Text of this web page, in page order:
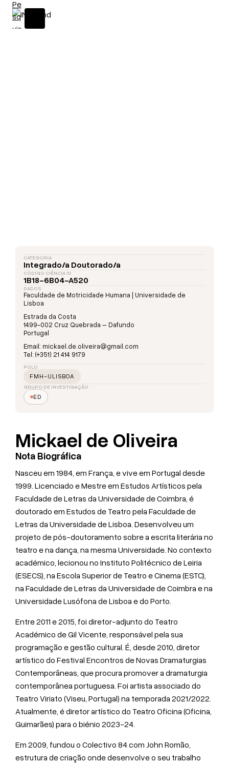
CATEGORIA
Integrado/a Doutorado/a
CÓDIGO CIÊNCIA ID
1B18-6B04-A520
DADOS
Faculdade de Motricidade Humana | Universidade de
Lisboa
Estrada da Costa
1499-002 Cruz Quebrada – Dafundo
Portugal
Email: mickael.de.oliveira@gmail.com
Tel: (+351) 21 414 9179
POLO
FMH-ULISBOA
GRUPO DE INVESTIGAÇÃO
ED
Mickael de Oliveira
Nota Biográfica
Nasceu em 1984, em França, e vive em Portugal desde
1999. Licenciado e Mestre em Estudos Artísticos pela
Faculdade de Letras da Universidade de Coimbra, é
doutorado em Estudos de Teatro pela Faculdade de
Letras da Universidade de Lisboa. Desenvolveu um
projeto de pós-doutoramento sobre a escrita literária no
teatro e na dança, na mesma Universidade. No contexto
académico, lecionou no Instituto Politécnico de Leiria
(ESECS), na Escola Superior de Teatro e Cinema (ESTC),
na Faculdade de Letras da Universidade de Coimbra e na
Universidade Lusófona de Lisboa e do Porto.
Entre 2011 e 2015, foi diretor-adjunto do Teatro
Académico de Gil Vicente, responsável pela sua
programação e gestão cultural. É, desde 2010, diretor
artístico do Festival Encontros de Novas Dramaturgias
Contemporâneas, que procura promover a dramaturgia
contemporânea portuguesa. Foi artista associado do
Teatro Viriato (Viseu, Portugal) na temporada 2021/2022.
Atualmente, é diretor artístico do Teatro Oficina (Oficina,
Guimarães) para o biénio 2023-24.
Em 2009, fundou o Colectivo 84 com John Romão,
estrutura de criação onde desenvolve o seu trabalho